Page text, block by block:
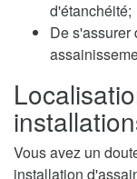
d'étanchéité;
De s'assurer
Vous avez un
installation